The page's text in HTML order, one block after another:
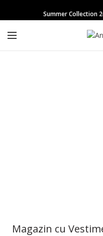
Summer Collection
Magazin cu